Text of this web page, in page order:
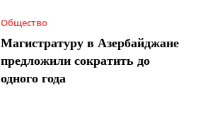
Общество
Магистратуру в Азербайджане
предложили сократить до
одного года